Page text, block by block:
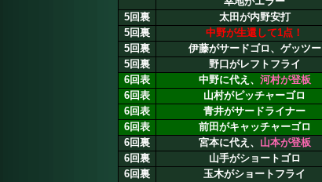
5回裏
太田が内野安打
5回裏
中野が生還して1点！
5回裏
伊藤がサードゴロ、ゲッツー
5回裏
野口がレフトフライ
6回表
中野に代え、 河村が登板
6回表
山村がピッチャーゴロ
6回表
青井がサードライナー
6回表
前田がキャッチャーゴロ
6回裏
宮本に代え、 山本が登板
6回裏
山手がショートゴロ
6回裏
玉木がショートフライ